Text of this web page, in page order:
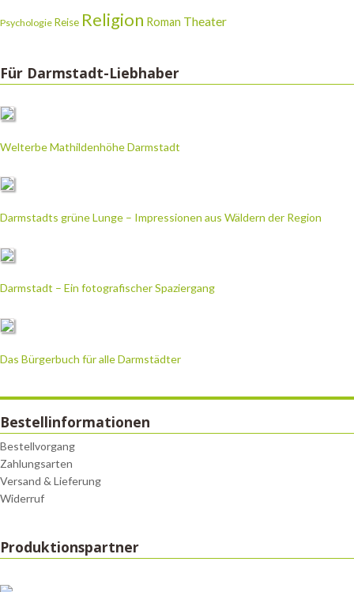
Psychologie Reise Religion Roman Theater
Für Darmstadt-Liebhaber
Welterbe Mathildenhöhe Darmstadt
Darmstadts grüne Lunge – Impressionen aus Wäldern der Region
Darmstadt – Ein fotografischer Spaziergang
Das Bürgerbuch für alle Darmstädter
Bestellinformationen
Bestellvorgang
Zahlungsarten
Versand & Lieferung
Widerruf
Produktionspartner